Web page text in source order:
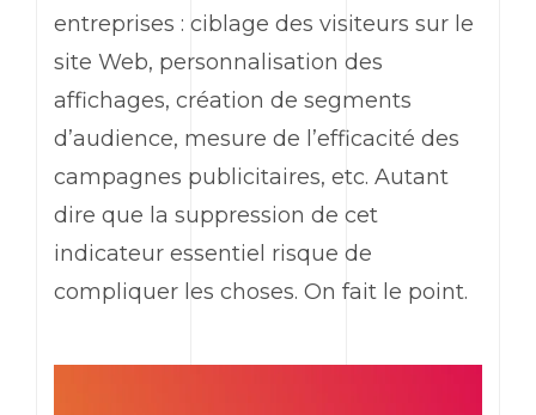
entreprises : ciblage des visiteurs sur le
site Web, personnalisation des
affichages, création de segments
d’audience, mesure de l’efficacité des
campagnes publicitaires, etc. Autant
dire que la suppression de cet
indicateur essentiel risque de
compliquer les choses. On fait le point.